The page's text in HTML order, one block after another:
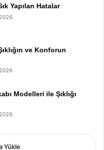
Yapılan Hatalar
ve Konforun
Modelleri ile Şıklığı
Yükle